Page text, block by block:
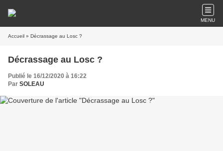
MENU
Accueil » Décrassage au Losc ?
Décrassage au Losc ?
Publié le 16/12/2020 à 16:22
Par SOLEAU